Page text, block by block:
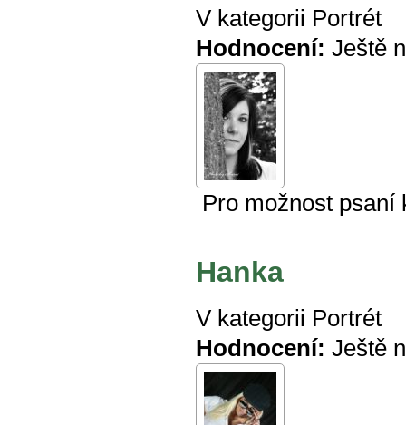
V kategorii Portrét
Hodnocení: Ještě
Pro možnost
Hanka
V kategorii Portrét
Hodnocení: Ještě